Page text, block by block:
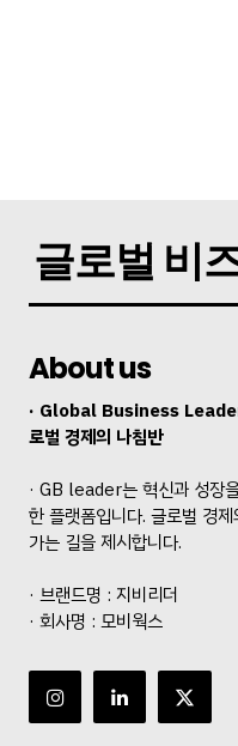
글로벌 비
About us
· Global Business
로벌 경제의 나침반
· GB leader는 혁신과 성장
한 플랫폼입니다. 글로벌 경
가는 길을 제시합니다.
· 브랜드명 : 지비리더
· 회사명 : 모비웍스